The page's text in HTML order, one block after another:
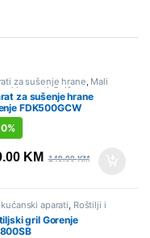
za sušenje hrane, Mali
aparati Sniženo
za sušenje hrane
FDK500GCW
KM 149.00KM
aparati, Roštilji i
grilovi Sniženo
gril Gorenje